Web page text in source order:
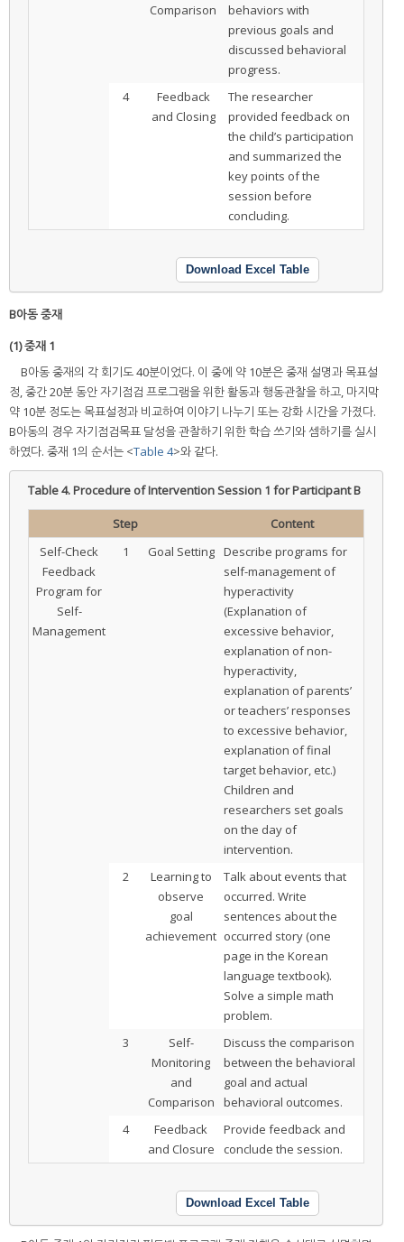
Comparison
behaviors with
previous goals and
discussed behavioral
progress.
4
Feedback
and Closing
The researcher
provided feedback on
the child’s participation
and summarized the
key points of the
session before
concluding.
Download Excel Table
B아동 중재
(1) 중재 1
B아동 중재의 각 회기도 40분이었다. 이 중에 약 10분은 중재 설명과 목표설
정, 중간 20분 동안 자기점검 프로그램을 위한 활동과 행동관찰을 하고, 마지막
약 10분 정도는 목표설정과 비교하여 이야기 나누기 또는 강화 시간을 가졌다.
B아동의 경우 자기점검목표 달성을 관찰하기 위한 학습 쓰기와 셈하기를 실시
하였다. 중재 1의 순서는 <Table 4>와 같다.
Table 4.Procedure of Intervention Session 1 for Participant B
Step
Content
Self-Check
Feedback
Program for
Self-
Management
1 Goal Setting Describe programs for
self-management of
hyperactivity
(Explanation of
excessive behavior,
explanation of non-
hyperactivity,
explanation of parents’
or teachers’ responses
to excessive behavior,
explanation of final
target behavior, etc.)
Children and
researchers set goals
on the day of
intervention.
2
Learning to
observe
goal
achievement
Talk about events that
occurred. Write
sentences about the
occurred story (one
page in the Korean
language textbook).
Solve a simple math
problem.
3
Self-
Monitoring
and
Comparison
Discuss the comparison
between the behavioral
goal and actual
behavioral outcomes.
4
Feedback
and Closure
Provide feedback and
conclude the session.
Download Excel Table